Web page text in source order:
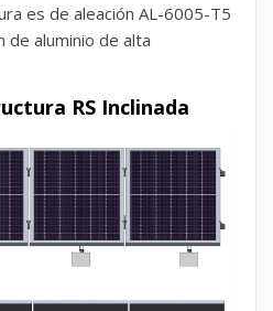
es de aleación AL-6005-T5
de aluminio de alta
RS Inclinada